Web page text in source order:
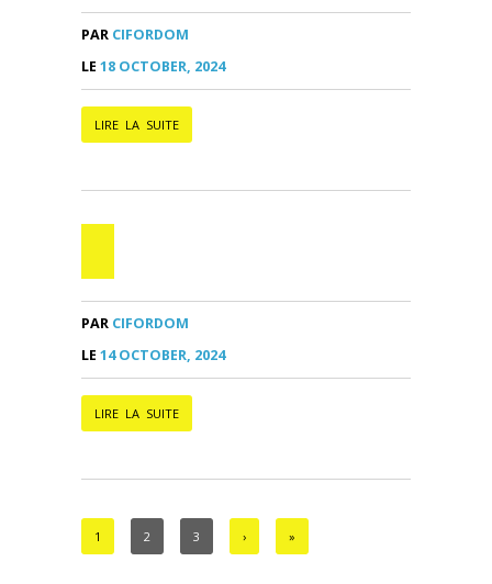
PAR CIFORDOM
LE 18 OCTOBER, 2024
LIRE LA SUITE
PAR CIFORDOM
LE 14 OCTOBER, 2024
LIRE LA SUITE
1 2 3 › »